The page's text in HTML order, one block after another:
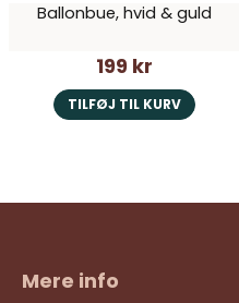
Ballonbue, hvid & guld
199 kr
TILFØJ TIL KURV
Mere info